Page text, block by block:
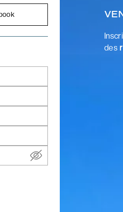
des